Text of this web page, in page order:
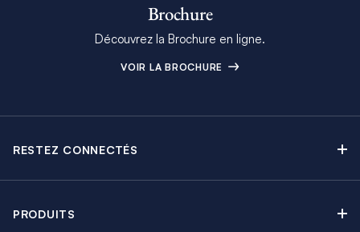
Brochure
Découvrez la Brochure en ligne.
VOIR LA BROCHURE
RESTEZ CONNECTÉS
PRODUITS